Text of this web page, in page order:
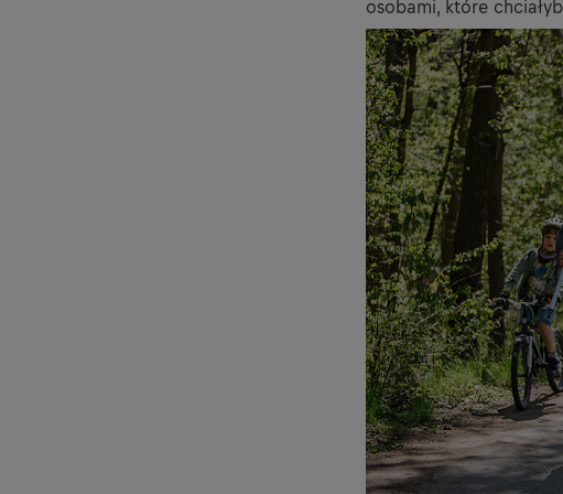
osobami, które